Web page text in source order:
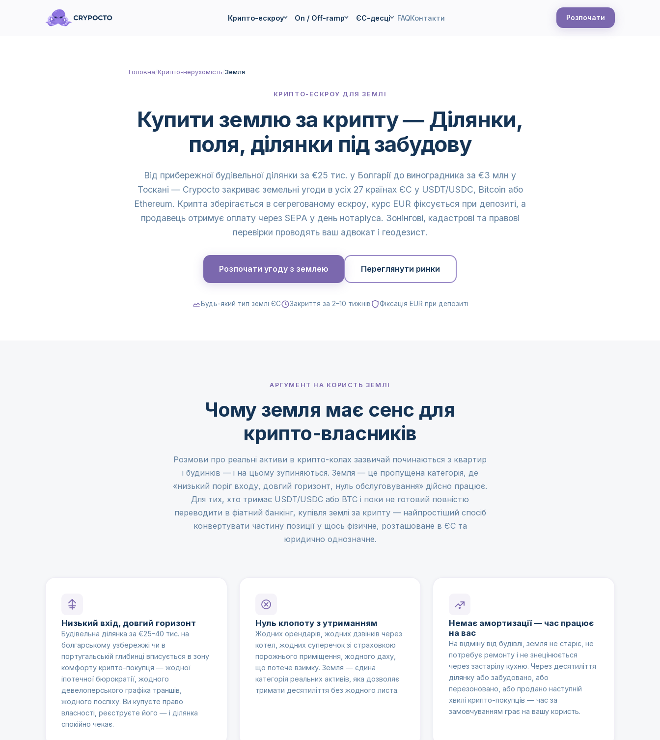
Крипто-ескроу On / Off-ramp ЄС-десці FAQКонтакти Розпочати
Головна Крипто-нерухомість Земля
КРИПТО-ЕСКРОУ ДЛЯ ЗЕМЛІ
Купити землю за крипту — Ділянки,
поля, ділянки під забудову
Від прибережної будівельної ділянки за €25 тис. у Болгарії до виноградника за €3 млн у
Тоскані — Crypocto закриває земельні угоди в усіх 27 країнах ЄС у USDT/USDC, Bitcoin або
Ethereum. Крипта зберігається в сегрегованому ескроу, курс EUR фіксується при депозиті, а
продавець отримує оплату через SEPA у день нотаріуса. Зонінгові, кадастрові та правові
перевірки проводять ваш адвокат і геодезист.
Розпочати угоду з землею Переглянути ринки
Будь-який тип землі ЄС Закриття за 2–10 тижнів Фіксація EUR при депозиті
АРГУМЕНТ НА КОРИСТЬ ЗЕМЛІ
Чому земля має сенс для
крипто-власників
Розмови про реальні активи в крипто-колах зазвичай починаються з квартир
і будинків — і на цьому зупиняються. Земля — це пропущена категорія, де
«низький поріг входу, довгий горизонт, нуль обслуговування» дійсно працює.
Для тих, хто тримає USDT/USDC або BTC і поки не готовий повністю
переводити в фіатний банкінг, купівля землі за крипту — найпростіший спосіб
конвертувати частину позиції у щось фізичне, розташоване в ЄС та
юридично однозначне.
Низький вхід, довгий горизонт
Будівельна ділянка за €25–40 тис. на
болгарському узбережжі чи в
португальській глибинці вписується в зону
комфорту крипто-покупця — жодної
іпотечної бюрократії, жодного
девелоперського графіка траншів,
жодного поспіху. Ви купуєте право
власності, реєструєте його — і ділянка
спокійно чекає.
Нуль клопоту з утриманням
Жодних орендарів, жодних дзвінків через
котел, жодних суперечок зі страховкою
порожнього приміщення, жодного даху,
що потече взимку. Земля — єдина
категорія реальних активів, яка дозволяє
тримати десятиліття без жодного листа.
Немає амортизації — час працює
на вас
На відміну від будівлі, земля не старіє, не
потребує ремонту і не знецінюється
через застарілу кухню. Через десятиліття
ділянку або забудовано, або
перезоновано, або продано наступній
хвилі крипто-покупців — час за
замовчуванням грає на вашу користь.